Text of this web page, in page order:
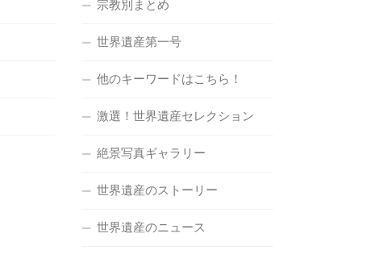
宗教別まとめ
世界遺産第一号
他のキーワードはこちら！
激選！世界遺産セレクション
絶景写真ギャラリー
世界遺産のストーリー
世界遺産のニュース